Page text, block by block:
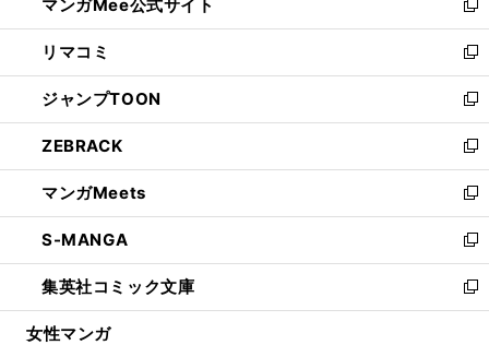
く
ド
ウ
で
開
く
ィ
ン
ド
ウ
で
開
く
い
ウ
ィ
ン
ド
ウ
で
開
く
マンガMee公式サイト
新
し
い
ウ
ィ
ン
ド
ウ
で
開
く
リマコミ
新
し
い
ウ
ィ
ン
ド
ウ
で
開
く
ジャンプTOON
新
し
い
ウ
ィ
ン
ド
ウ
で
開
ZEBRACK
新
し
い
ウ
ィ
ン
ド
ウ
マンガMeets
新
し
い
ウ
ィ
ン
S-MANGA
新
し
い
ウ
集英社コミック文庫
新
し
女性マンガ